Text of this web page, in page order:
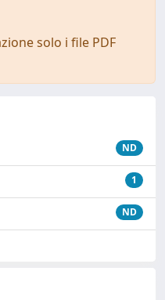
solo i file PDF
ND
1
ND